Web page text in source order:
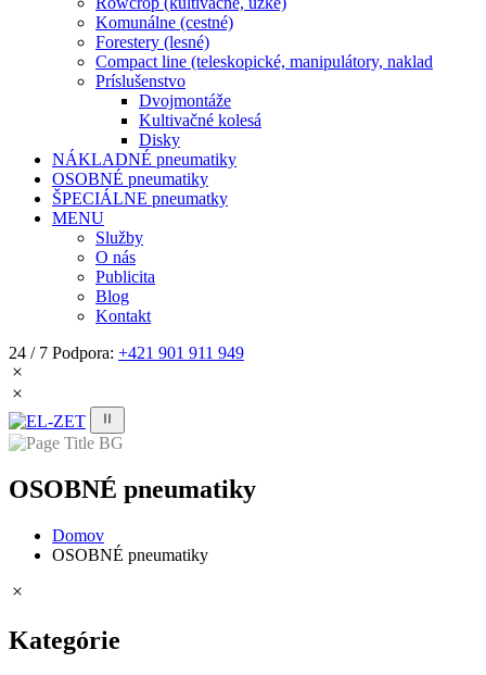
Komunálne (cestné)
Forestery (lesné)
Compact line (teleskopické, manipulátory, naklad
Príslušenstvo
Dvojmontáže
Kultivačné kolesá
Disky
NÁKLADNÉ pneumatiky
OSOBNÉ pneumatiky
ŠPECIÁLNE pneumatky
MENU
Služby
O nás
Publicita
Blog
Kontakt
24 / 7 Podpora: +421 901 911 949
OSOBNÉ pneumatiky
Domov
OSOBNÉ pneumatiky
Kategórie